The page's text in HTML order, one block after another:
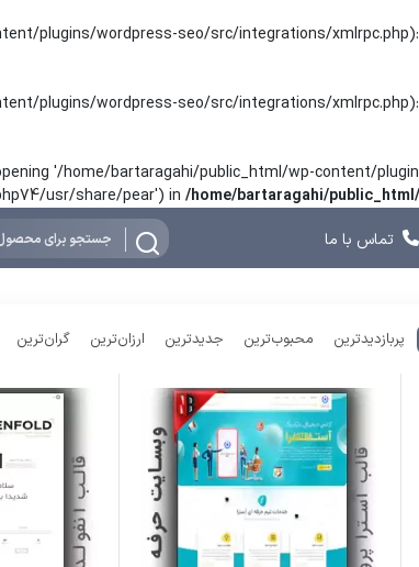
plugins/wordpress-seo/src/integrations/
plugins/wordpress-seo/src/integrations/
'/home/bartaragahi/public_html/wp-content/
usr/share/pear') in /home/bartaragahi/
تماس با ما
پربازدیدترین محبوب‌ترین جدیدترین ارزان‌ترین گران‌ترین